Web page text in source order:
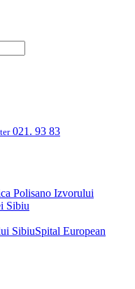
021. 93 83
Polisano Izvorului
Sibiu
SibiuSpital European